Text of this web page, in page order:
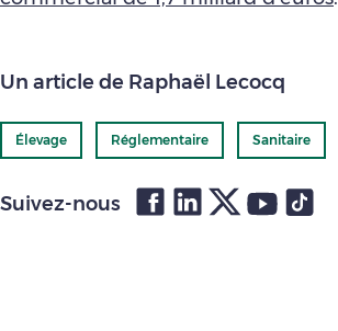
Un article de Raphaël Lecocq
Élevage Réglementaire Sanitaire
Suivez-nous